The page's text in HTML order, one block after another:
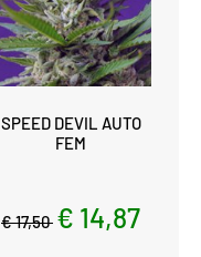
SPEED DEVIL AUTO
FEM
€ 17,50 € 14,87